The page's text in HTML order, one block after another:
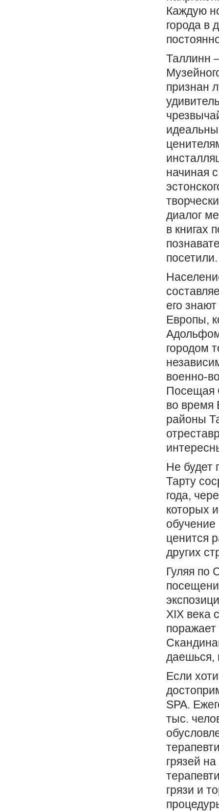
Каждую
города в
Таллинн
признан
начиная
диалог
в книгах
посетили.
его
Европы,
городом
военно-
Посещая
во время
районы
Не будет
Тарту
года,
которых
обучение
ценится
других
Гуляя по
XIX века
поражает
даешься,
Если
SPA.
тыс.
грязей
грязи и